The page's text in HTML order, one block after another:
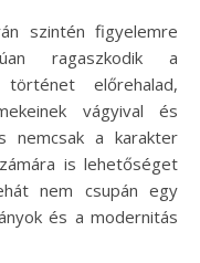
szintén figyelemre
ragaszkodik a
előrehalad,
vágyival és
nemcsak a karakter
is lehetőséget
nem csupán egy
és a modernitás